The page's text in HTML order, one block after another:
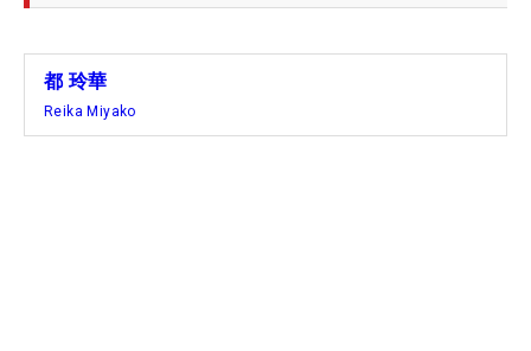
都 玲華
Reika Miyako